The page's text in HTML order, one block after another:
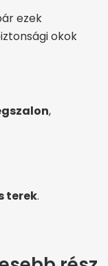
ezek
okok
,
terek.